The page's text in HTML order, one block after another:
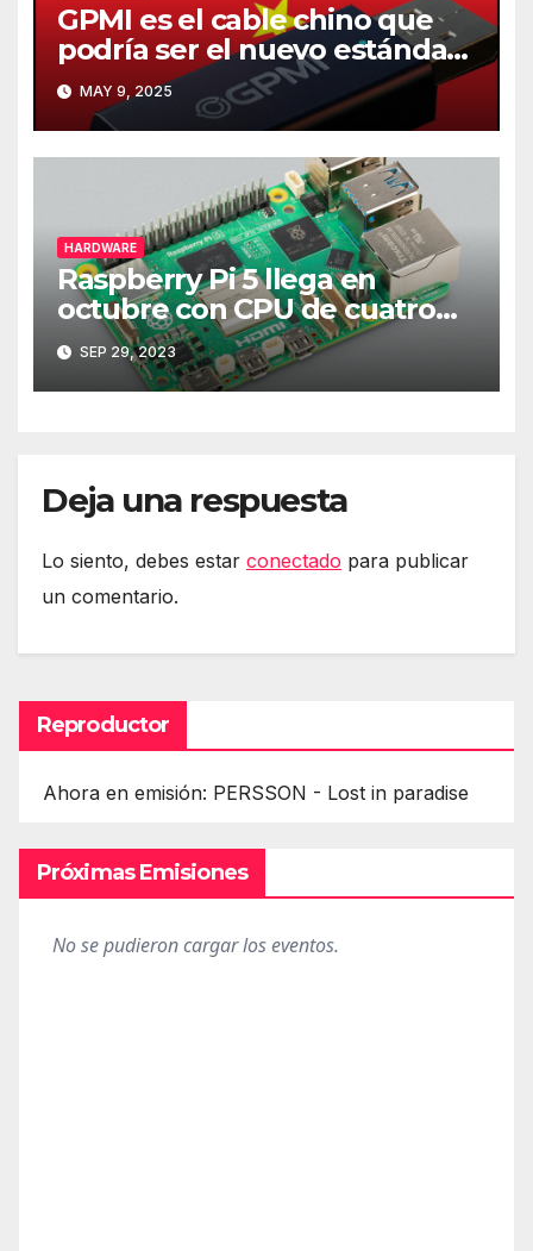
GPMI es el cable chino que
podría ser el nuevo estándar
de carga y transferencia de
datos
MAY 9, 2025
HARDWARE
Raspberry Pi 5 llega en
octubre con CPU de cuatro
núcleos y más RAM
SEP 29, 2023
Deja una respuesta
Lo siento, debes estar conectado para publicar
un comentario.
Reproductor
Ahora en emisión: PERSSON - Lost in paradise
Próximas Emisiones